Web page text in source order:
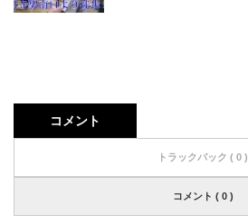
コメント
トラックバック ( 0 )
コメント ( 0 )